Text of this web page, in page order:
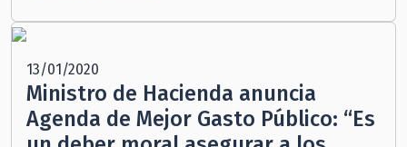
13/01/2020
Ministro de Hacienda anuncia
Agenda de Mejor Gasto Público: “Es